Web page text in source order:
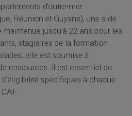
d'outre-mer
Réunion et Guyane), une aide
jusqu'à 22 ans pour les
stagiaires de la formation
elle est soumise à
ressources. Il est essentiel de
spécifiques à chaque